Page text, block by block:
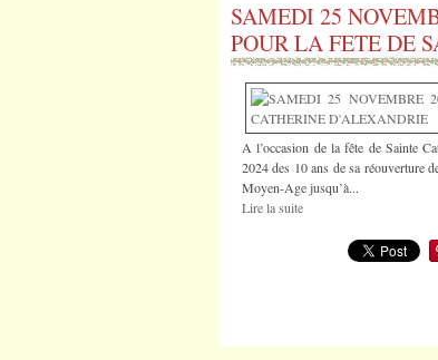
SAMEDI 25
POUR LA FETE DE
A l’occasion de la fête de Sainte
2024 des 10 ans de sa réouverture
Moyen-Age jusqu’à...
Lire la suite